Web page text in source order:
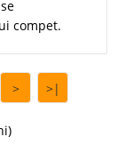
compet.
> >|